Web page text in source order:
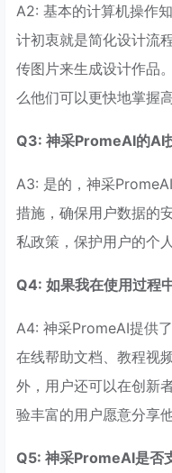
A2: 基本的计算机操作
计初衷就是简化设计流
传图片来生成设计作品
么他们可以更快地掌握
Q3: 神采PromeAI的AI
A3: 是的，神采
措施，确保用户数据的
私政策，保护用户的个
Q4: 如果我在使用过程
A4: 神采PromeAI提供
在线帮助文档、教程视
外，用户还可以在创新
验丰富的用户愿意分享
Q5: 神采PromeAI是否